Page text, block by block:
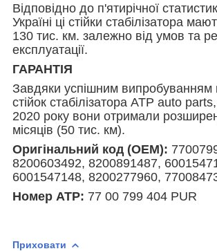
Відповідно до п'ятирічної
Україні ці стійки стабілізатора
130 тис. км. залежно від умов та
експлуатації.
ГАРАНТІЯ
Завдяки успішним випробуванням
стійок стабілізатора ATP auto
2020 року вони отримали
місяців (50 тис. км).
Оригінальний код (ОЕМ):
8200603492, 8200891487,
6001547148, 8200277960,
Номер АТР: 77 00 799 404 PUR
Приховати